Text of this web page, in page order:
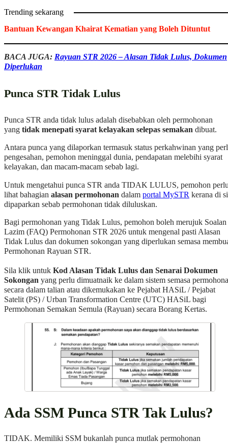
Trending sekarang
Bantuan Kewangan Khairat Kematian yang Boleh Dituntut
BACA JUGA: Rayuan STR 2026 – Alasan Tidak Lulus, Dokumen
Diperlukan
Punca STR Tidak Lulus
Punca STR anda tidak lulus adalah disebabkan oleh permohonan
yang tidak menepati syarat kelayakan selepas semakan dibuat.
Antara punca yang dilaporkan termasuk status perkahwinan yang
pengesahan, pemohon meninggal dunia, pendapatan melebihi syarat
kelayakan, dan macam-macam sebab lagi.
Untuk mengetahui punca STR anda TIDAK LULUS, pemohon
lihat bahagian alasan permohonan dalam portal MySTR kerana di
dipaparkan sebab permohonan tidak diluluskan.
Bagi permohonan yang Tidak Lulus, pemohon boleh merujuk Soalan
Lazim (FAQ) Permohonan STR 2026 untuk mengenal pasti Alasan
Tidak Lulus dan dokumen sokongan yang diperlukan semasa
Permohonan Rayuan STR.
Sila klik untuk Kod Alasan Tidak Lulus dan Senarai Dokumen
Sokongan yang perlu dimuatnaik ke dalam sistem semasa
secara dalam talian atau dikemukakan ke Pejabat HASiL / Pejabat
Satelit (PS) / Urban Transformation Centre (UTC) HASiL bagi
Permohonan Semakan Semula (Rayuan) secara Borang Kertas.
Ada SSM Punca STR Tak Lulus?
TIDAK. Memiliki SSM bukanlah punca mutlak permohonan